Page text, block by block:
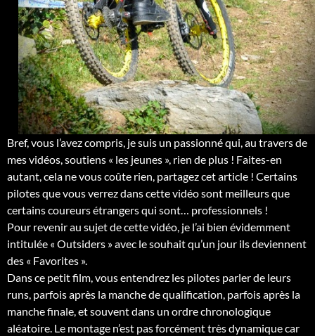
Bref, vous l’avez compris, je suis un passionné qui, au travers de
mes vidéos, soutiens « les jeunes », rien de plus ! Faites-en
autant, cela ne vous coûte rien, partagez cet article ! Certains
pilotes que vous verrez dans cette vidéo sont meilleurs que
certains coureurs étrangers qui sont… professionnels !
Pour revenir au sujet de cette vidéo, je l’ai bien évidemment
intitulée « Outsiders » avec le souhait qu’un jour ils deviennent
des « Favorites ».
Dans ce petit film, vous entendrez les pilotes parler de leurs
runs, parfois après la manche de qualification, parfois après la
manche finale, et souvent dans un ordre chronologique
aléatoire. Le montage n’est pas forcément très dynamique car